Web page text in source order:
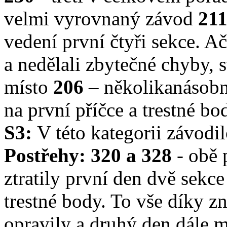
velmi vyrovnaný závod 211
vedení první čtyři sekce.
a nedělali zbytečné chyby,
místo 206 –
na první příčce a trestné
S3: V této kategorii
Postřehy: 320 a 328 - obě
ztratily první den dvě
trestné body. To vše díky